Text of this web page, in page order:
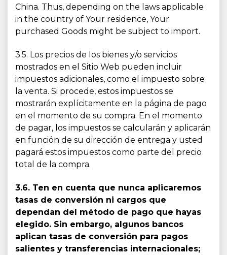
China. Thus, depending on the laws applicable
in the country of Your residence, Your
purchased Goods might be subject to import.
3.5. Los precios de los bienes y/o servicios
mostrados en el Sitio Web pueden incluir
impuestos adicionales, como el impuesto sobre
la venta. Si procede, estos impuestos se
mostrarán explícitamente en la página de pago
en el momento de su compra. En el momento
de pagar, los impuestos se calcularán y aplicarán
en función de su dirección de entrega y usted
pagará estos impuestos como parte del precio
total de la compra.
3.6. Ten en cuenta que nunca aplicaremos
tasas de conversión ni cargos que
dependan del método de pago que hayas
elegido. Sin embargo, algunos bancos
aplican tasas de conversión para pagos
salientes y transferencias internacionales;